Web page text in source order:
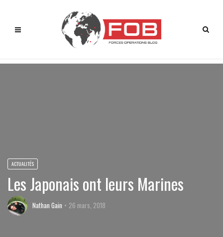
ACTUALITÉS
Les Japonais ont leurs Marines
Nathan Gain 26 mars, 2018